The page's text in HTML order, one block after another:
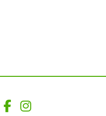
Facebook
Instagram